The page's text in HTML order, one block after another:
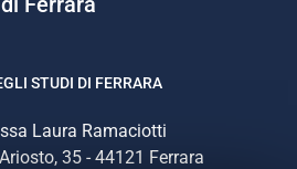
STUDI DI FERRARA
Laura Ramaciotti
35 - 44121 Ferrara